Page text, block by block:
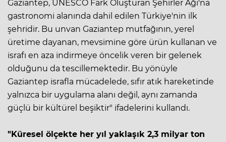
Gaziantep, UNESCO Fark Oluşturan Şehirler Ağı'na
gastronomi alanında dahil edilen Türkiye'nin ilk
şehridir. Bu unvan Gaziantep mutfağının, yerel
üretime dayanan, mevsimine göre ürün kullanan ve
israfı en aza indirmeye öncelik veren bir gelenek
olduğunu da tescillemektedir. Bu yönüyle
Gaziantep israfla mücadelede, sıfır atık hareketinde
yalnızca bir uygulama alanı değil, aynı zamanda
güçlü bir kültürel beşiktir" ifadelerini kullandı.
"Küresel ölçekte her yıl yaklaşık 2,3 milyar ton